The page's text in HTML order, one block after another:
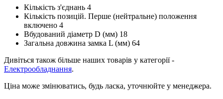
Кількість з'єднань 4
Кількість позицій. Перше (нейтральне) положення
включено 4
Вбудований діаметр D (мм) 18
Загальна довжина замка L (мм) 64
Дивіться також більше наших товарів у категорії -
Електрообладнання.
Ціна може змінюватись, будь ласка, уточнюйте у менеджера.